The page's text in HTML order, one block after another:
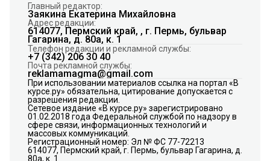
Главный редактор:
Заякина Екатерина Михайловна
Адрес редакции:
614077, Пермский край, , г. Пермь, бульвар
Гагарина, д. 80а, к. 1
Телефон редакции и рекламной службы:
+7 (342) 206 30 40
Почта рекламной службы:
reklamamagma@gmail.com
При использовании материалов ссылка на портал «В
курсе.ру» обязательна, цитирование допускается с
разрешения редакции.
Сетевое издание «В курсе.ру» зарегистрировано
01.02.2018 года Федеральной службой по надзору в
сфере связи, информационных технологий и
массовых коммуникаций.
Регистрационный номер: Эл № ФС 77-72213
614077, Пермский край, г. Пермь, бульвар Гагарина, д.
80а, к. 1